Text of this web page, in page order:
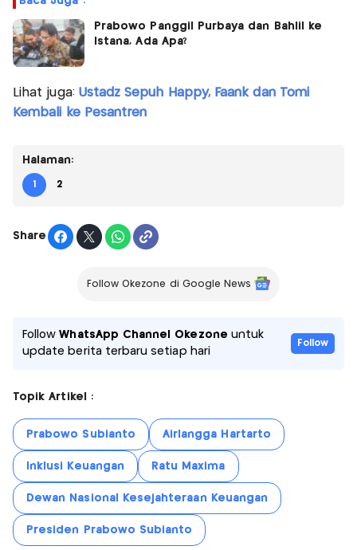
Prabowo Panggil Purbaya dan Bahlil ke
Istana, Ada Apa?
Lihat juga: Ustadz Sepuh Happy, Faank dan Tomi
Kembali ke Pesantren
Halaman:
1 2
Share
Follow Okezone di Google News
FollowWhatsApp Channel Okezone untuk
update berita terbaru setiap hari
Follow
Topik Artikel :
Prabowo Subianto Airlangga Hartarto
Inklusi Keuangan Ratu Maxima
Dewan Nasional Kesejahteraan Keuangan
Presiden Prabowo Subianto